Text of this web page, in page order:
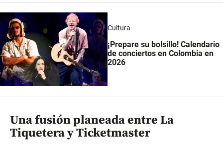
Cultura
¡Prepare su bolsillo! Calendario
de conciertos en Colombia en
2026
Una fusión planeada entre La
Tiquetera y Ticketmaster